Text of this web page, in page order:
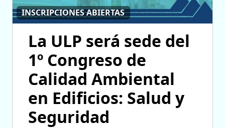
INSCRIPCIONES ABIERTAS
La ULP será sede del
1º Congreso de
Calidad Ambiental
en Edificios: Salud y
Seguridad